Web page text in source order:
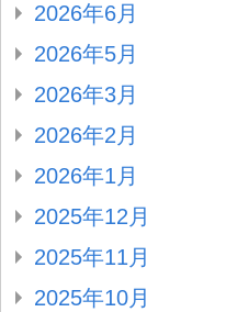
2026年6月
2026年5月
2026年3月
2026年2月
2026年1月
2025年12月
2025年11月
2025年10月